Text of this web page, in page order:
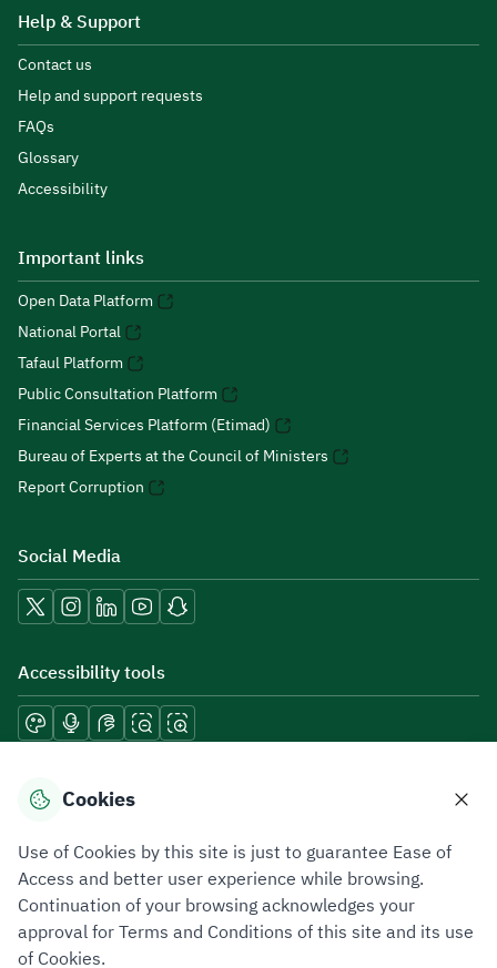
Help & Support
Contact us
Help and support requests
FAQs
Glossary
Accessibility
Important links
Open Data Platform
National Portal
Tafaul Platform
Public Consultation Platform
Financial Services Platform (Etimad)
Bureau of Experts at the Council of Ministers
Report Corruption
Social Media
Accessibility tools
Download mobile applications
Privacy PolicyTerms of UseSite Map
Cookies
Use of Cookies by this site is just to guarantee Ease of
Access and better user experience while browsing.
Continuation of your browsing acknowledges your
approval for Terms and Conditions of this site and its use
of Cookies.